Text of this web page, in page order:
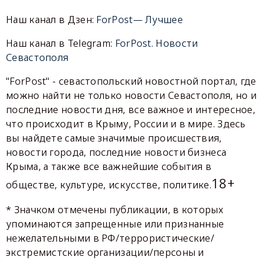
Наш канал в Дзен: ForPost— Лучшее
Наш канал в Telegram: ForPost. Новости
Севастополя
"ForPost" - севастопольский новостной портал, где
можно найти не только новости Севастополя, но и
последние новости дня, все важное и интересное,
что происходит в Крыму, России и в мире. Здесь
вы найдете самые значимые происшествия,
новости города, последние новости бизнеса
Крыма, а также все важнейшие события в
обществе, культуре, искусстве, политике.18+
* Значком отмечены публикации, в которых
упоминаются запрещенные или признанные
нежелательными в РФ/террористические/
экстремистские организации/персоны и